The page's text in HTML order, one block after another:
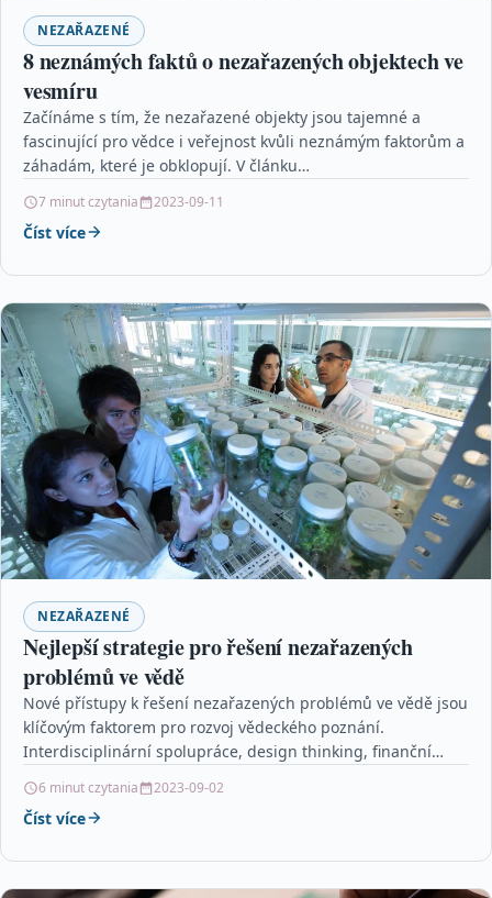
NEZAŘAZENÉ
8 neznámých faktů o nezařazených objektech ve
vesmíru
Začínáme s tím, že nezařazené objekty jsou tajemné a
fascinující pro vědce i veřejnost kvůli neznámým faktorům a
záhadám, které je obklopují. V článku…
7 minut czytania 2023-09-11
Číst více
NEZAŘAZENÉ
Nejlepší strategie pro řešení nezařazených
problémů ve vědě
Nové přístupy k řešení nezařazených problémů ve vědě jsou
klíčovým faktorem pro rozvoj vědeckého poznání.
Interdisciplinární spolupráce, design thinking, finanční
6 minut czytania 2023-09-02
Číst více